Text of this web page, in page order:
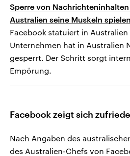
Sperre von
Australien seine Muskeln spielen
Facebook statuiert in Australien
Unternehmen hat in Australien
gesperrt. Der Schritt sorgt
Empörung.
Facebook zeigt sich
Nach Angaben des
des Australien-Chefs von